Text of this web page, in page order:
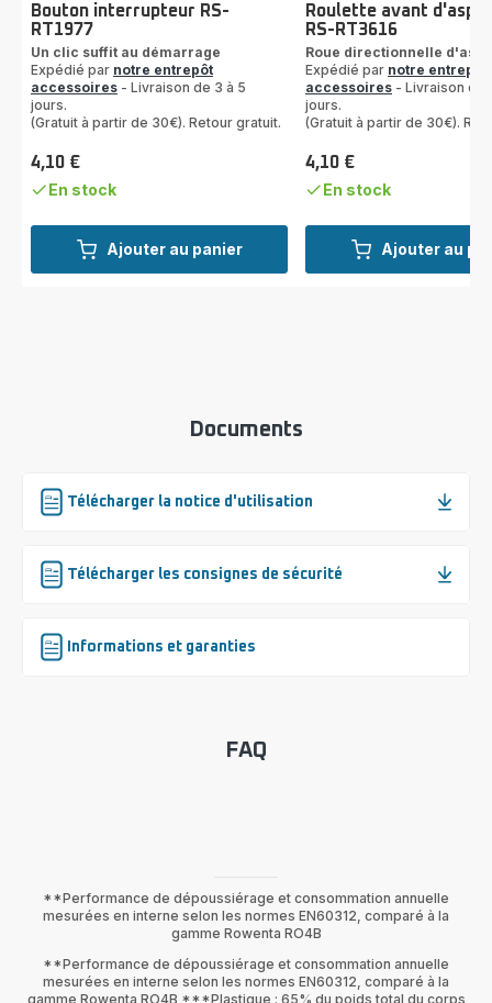
Ajouter au panier
Bouton interrupteur RS-
RT1977
Un clic suffit au démarrage
Expédié par notre entrepôt
accessoires - Livraison de 3 à 5
jours.
(Gratuit à partir de 30€). Retour gratuit.
Prix
4,10 €
En stock
Ajouter au
Roulette avant
RS-RT3616
Roue directionnelle
Expédié par notre entrepôt
accessoires - Livraison de
jours.
(Gratuit à partir de 30€).
Prix
4,10 €
En stock
Documents
Télécharger la notice d'utilisation
Télécharger les consignes de sécurité
Informations et garanties
FAQ
**Performance de dépoussiérage et consommation annuelle
mesurées en interne selon les normes EN60312, comparé à la
gamme Rowenta RO4B
**Performance de dépoussiérage et consommation annuelle
mesurées en interne selon les normes EN60312, comparé à la
gamme Rowenta RO4B ***Plastique : 65% du poids total du corps